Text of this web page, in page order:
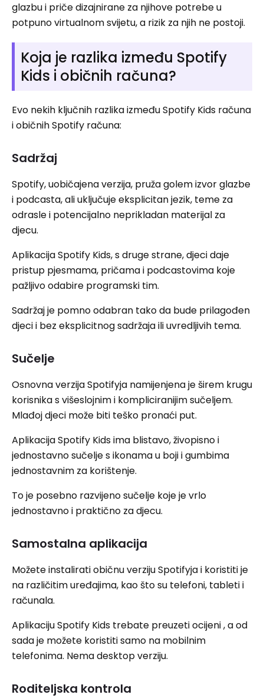
glazbu i priče dizajnirane za njihove potrebe u
potpuno virtualnom svijetu, a rizik za njih ne postoji.
Koja je razlika između Spotify
Kids i običnih računa?
Evo nekih ključnih razlika između Spotify Kids računa
i običnih Spotify računa:
Sadržaj
Spotify, uobičajena verzija, pruža golem izvor glazbe
i podcasta, ali uključuje eksplicitan jezik, teme za
odrasle i potencijalno neprikladan materijal za
djecu.
Aplikacija Spotify Kids, s druge strane, djeci daje
pristup pjesmama, pričama i podcastovima koje
pažljivo odabire programski tim.
Sadržaj je pomno odabran tako da bude prilagođen
djeci i bez eksplicitnog sadržaja ili uvredljivih tema.
Sučelje
Osnovna verzija Spotifyja namijenjena je širem krugu
korisnika s višeslojnim i kompliciranijim sučeljem.
Mlađoj djeci može biti teško pronaći put.
Aplikacija Spotify Kids ima blistavo, živopisno i
jednostavno sučelje s ikonama u boji i gumbima
jednostavnim za korištenje.
To je posebno razvijeno sučelje koje je vrlo
jednostavno i praktično za djecu.
Samostalna aplikacija
Možete instalirati običnu verziju Spotifyja i koristiti je
na različitim uređajima, kao što su telefoni, tableti i
računala.
Aplikaciju Spotify Kids trebate preuzeti ocijeni , a od
sada je možete koristiti samo na mobilnim
telefonima. Nema desktop verziju.
Roditeljska kontrola